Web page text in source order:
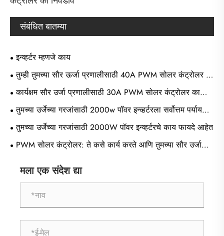
संबंधित बातम्या
इन्व्हर्टर म्हणजे काय
तुम्ही तुमच्या सौर ऊर्जा प्रणालीसाठी 40A PWM सोलर कंट्रोलर का
निवडावे
कार्यक्षम सौर उर्जा प्रणालीसाठी 30A PWM सोलर कंट्रोलर का
आवश्यक आहे
तुमच्या उर्जेच्या गरजांसाठी 2000w पॉवर इन्व्हर्टरला सर्वोत्तम पर्याय
काय बनवते
तुमच्या उर्जेच्या गरजांसाठी 2000W पॉवर इन्व्हर्टरचे काय फायदे आहेत
PWM सोलर कंट्रोलर: ते कसे कार्य करते आणि तुमच्या सौर उर्जा
मला एक संदेश द्या